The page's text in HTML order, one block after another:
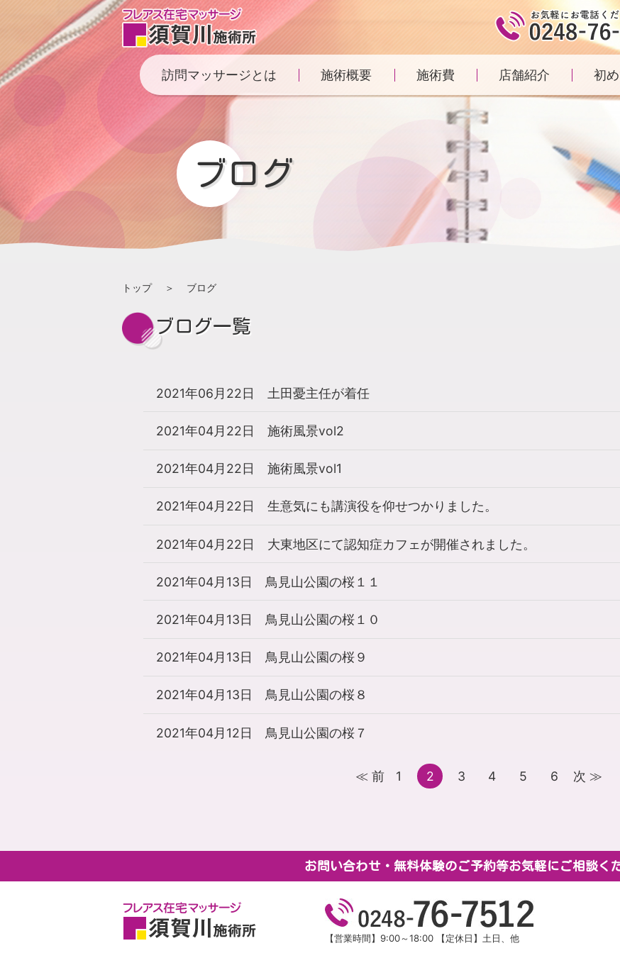
訪問マッサージとは 施術概要 施術費 店舗紹介 初
ブログ
トップ ブログ
ブログ一覧
2021年06月22日 土田憂主任が着任
2021年04月22日 施術風景vol2
2021年04月22日 施術風景vol1
2021年04月22日 生意気にも講演役を仰せつかりました。
2021年04月22日 大東地区にて認知症カフェが開催されました。
2021年04月13日 鳥見山公園の桜１１
2021年04月13日 鳥見山公園の桜１０
2021年04月13日 鳥見山公園の桜９
2021年04月13日 鳥見山公園の桜８
2021年04月12日 鳥見山公園の桜７
≪ 前 1 2 3 4 5 6 次 ≫
お問い合わせ・無料体験のご予約等お気軽にご相談く
【営業時間】9:00～18:00 【定休日】土日、他